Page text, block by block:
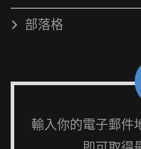
部落格
輸入你的電子郵件